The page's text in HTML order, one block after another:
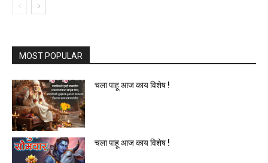
MOST POPULAR
चला पाहू आज काय विशेष !
चला पाहू आज काय विशेष !